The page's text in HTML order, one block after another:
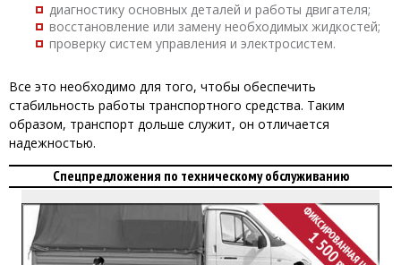
диагностику основных деталей и работы двигателя;
восстановление или замену необходимых жидкостей;
проверку систем управления и электросистем.
Все это необходимо для того, чтобы обеспечить
стабильность работы транспортного средства. Таким
образом, транспорт дольше служит, он отличается
надежностью.
Спецпредложения по техническому обслуживанию